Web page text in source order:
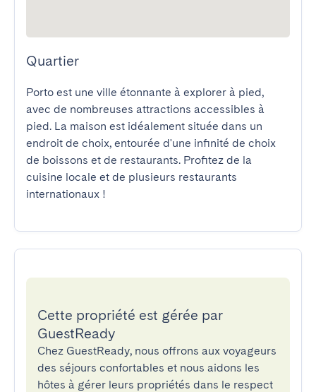
Quartier
Porto est une ville étonnante à explorer à pied,
avec de nombreuses attractions accessibles à
pied. La maison est idéalement située dans un
endroit de choix, entourée d'une infinité de choix
de boissons et de restaurants. Profitez de la
cuisine locale et de plusieurs restaurants
internationaux !
Cette propriété est gérée par
GuestReady
Chez GuestReady, nous offrons aux voyageurs
des séjours confortables et nous aidons les
hôtes à gérer leurs propriétés dans le respect